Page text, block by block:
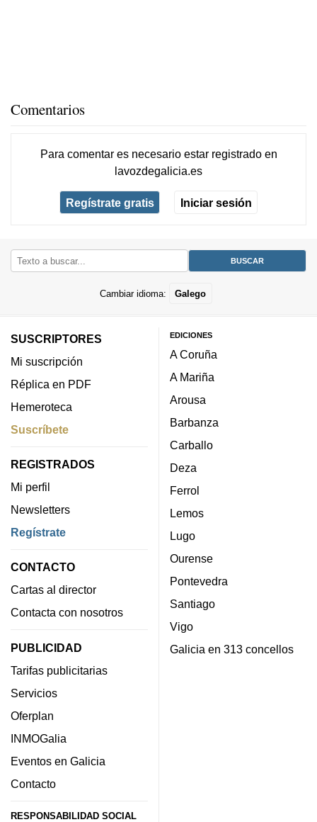
Comentarios
Para comentar es necesario estar registradoen
lavozdegalicia.es
Regístrate gratis Iniciar sesión
Cambiar idioma: Galego
SUSCRIPTORES
Mi suscripción
Réplica en PDF
Hemeroteca
Suscríbete
REGISTRADOS
Mi perfil
Newsletters
Regístrate
CONTACTO
Cartas al director
Contacta con nosotros
PUBLICIDAD
Tarifas publicitarias
Servicios
Oferplan
INMOGalia
Eventos en Galicia
Contacto
RESPONSABILIDAD SOCIAL
EDICIONES
A Coruña
A Mariña
Arousa
Barbanza
Carballo
Deza
Ferrol
Lemos
Lugo
Ourense
Pontevedra
Santiago
Vigo
Galicia en 313 concellos